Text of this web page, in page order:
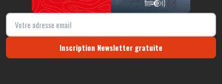
Inscription Newsletter gratuite